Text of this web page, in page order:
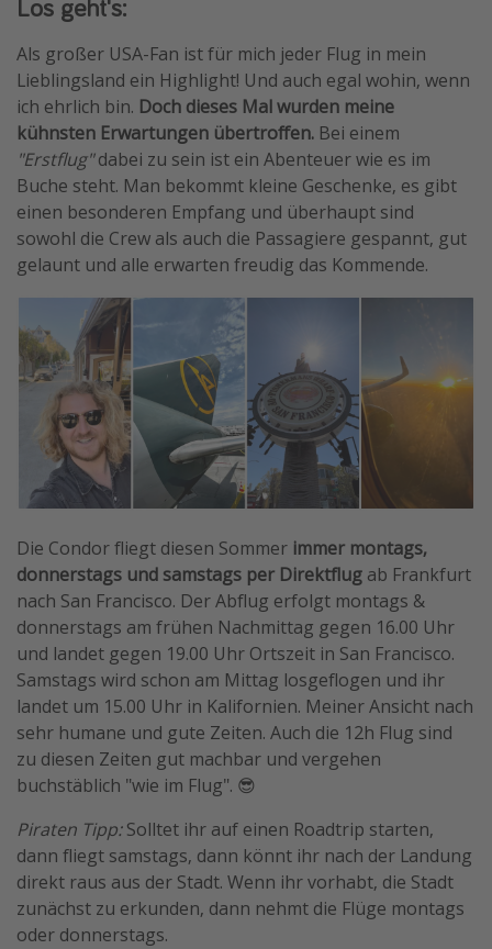
Los geht's:
Als großer USA-Fan ist für mich jeder Flug in mein
Lieblingsland ein Highlight! Und auch egal wohin, wenn
ich ehrlich bin. Doch dieses Mal wurden meine
kühnsten Erwartungen übertroffen. Bei einem
"Erstflug"dabei zu sein ist ein Abenteuer wie es im
Buche steht. Man bekommt kleine Geschenke, es gibt
einen besonderen Empfang und überhaupt sind
sowohl die Crew als auch die Passagiere gespannt, gut
gelaunt und alle erwarten freudig das Kommende.
Die Condor fliegt diesen Sommer immer montags,
donnerstags und samstags per Direktflug ab Frankfurt
nach San Francisco. Der Abflug erfolgt montags &
donnerstags am frühen Nachmittag gegen 16.00 Uhr
und landet gegen 19.00 Uhr Ortszeit in San Francisco.
Samstags wird schon am Mittag losgeflogen und ihr
landet um 15.00 Uhr in Kalifornien. Meiner Ansicht nach
sehr humane und gute Zeiten. Auch die 12h Flug sind
zu diesen Zeiten gut machbar und vergehen
buchstäblich "wie im Flug". 😎
Piraten Tipp:Solltet ihr auf einen Roadtrip starten,
dann fliegt samstags, dann könnt ihr nach der Landung
direkt raus aus der Stadt. Wenn ihr vorhabt, die Stadt
zunächst zu erkunden, dann nehmt die Flüge montags
oder donnerstags.